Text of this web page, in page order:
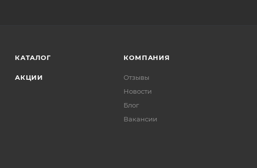
КАТАЛОГ
АКЦИИ
КОМПАНИЯ
Отзывы
Новости
Блог
Вакансии